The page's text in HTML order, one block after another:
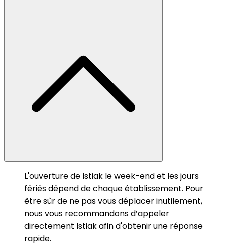
L'ouverture de Istiak le week-end et les jours
fériés dépend de chaque établissement. Pour
être sûr de ne pas vous déplacer inutilement,
nous vous recommandons d’appeler
directement Istiak afin d'obtenir une réponse
rapide.